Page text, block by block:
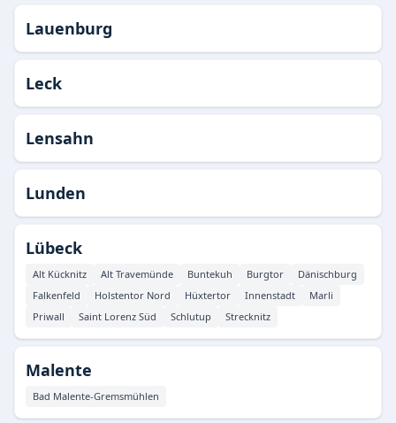
Lauenburg
Leck
Lensahn
Lunden
Lübeck
Alt Kücknitz Alt Travemünde Buntekuh Burgtor
Dänischburg
Falkenfeld
Holstentor Nord Hüxtertor Innenstadt
Marli
Priwall
Saint Lorenz Süd Schlutup Strecknitz
Malente
Bad Malente-Gremsmühlen